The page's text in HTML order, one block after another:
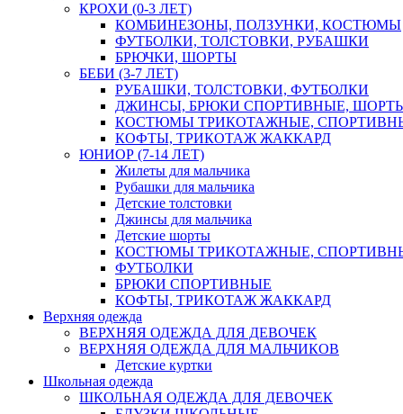
КРОХИ (0-3 ЛЕТ)
КОМБИНЕЗОНЫ, ПОЛЗУНКИ, КОСТЮМЫ
ФУТБОЛКИ, ТОЛСТОВКИ, РУБАШКИ
БРЮЧКИ, ШОРТЫ
БЕБИ (3-7 ЛЕТ)
РУБАШКИ, ТОЛСТОВКИ, ФУТБОЛКИ
ДЖИНСЫ, БРЮКИ СПОРТИВНЫЕ,
КОСТЮМЫ ТРИКОТАЖНЫЕ,
КОФТЫ, ТРИКОТАЖ ЖАККАРД
ЮНИОР (7-14 ЛЕТ)
Жилеты для мальчика
Рубашки для мальчика
Детские толстовки
Джинсы для мальчика
Детские шорты
КОСТЮМЫ ТРИКОТАЖНЫЕ,
ФУТБОЛКИ
БРЮКИ СПОРТИВНЫЕ
КОФТЫ, ТРИКОТАЖ ЖАККАРД
Верхняя одежда
ВЕРХНЯЯ ОДЕЖДА ДЛЯ ДЕВОЧЕК
ВЕРХНЯЯ ОДЕЖДА ДЛЯ МАЛЬЧИКОВ
Детские куртки
Школьная одежда
ШКОЛЬНАЯ ОДЕЖДА ДЛЯ ДЕВОЧЕК